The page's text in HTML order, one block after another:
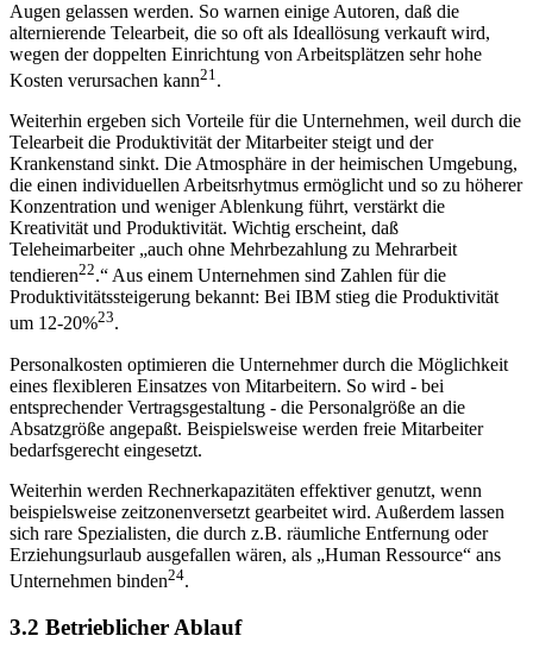
Augen gelassen werden. So warnen einige Autoren, daß die
alternierende Telearbeit, die so oft als Ideallösung verkauft wird,
wegen der doppelten Einrichtung von Arbeitsplätzen sehr hohe
Kosten verursachen kann21 .
Weiterhin ergeben sich Vorteile für die Unternehmen, weil durch die
Telearbeit die Produktivität der Mitarbeiter steigt und der
Krankenstand sinkt. Die Atmosphäre in der heimischen Umgebung,
die einen individuellen Arbeitsrhytmus ermöglicht und so zu höherer
Konzentration und weniger Ablenkung führt, verstärkt die
Kreativität und Produktivität. Wichtig erscheint, daß
Teleheimarbeiter „auch ohne Mehrbezahlung zu Mehrarbeit
tendieren22.“ Aus einem Unternehmen sind Zahlen für die
Produktivitätssteigerung bekannt: Bei IBM stieg die Produktivität
um 12-20%23.
Personalkosten optimieren die Unternehmer durch die Möglichkeit
eines flexibleren Einsatzes von Mitarbeitern. So wird - bei
entsprechender Vertragsgestaltung - die Personalgröße an die
Absatzgröße angepaßt. Beispielsweise werden freie Mitarbeiter
bedarfsgerecht eingesetzt.
Weiterhin werden Rechnerkapazitäten effektiver genutzt, wenn
beispielsweise zeitzonenversetzt gearbeitet wird. Außerdem lassen
sich rare Spezialisten, die durch z.B. räumliche Entfernung oder
Erziehungsurlaub ausgefallen wären, als „Human Ressource“ ans
Unternehmen binden24.
3.2 Betrieblicher Ablauf